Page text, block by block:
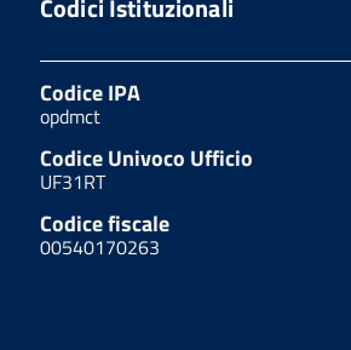
Codici Istituzionali
Codice IPA
opdmct
Codice Univoco Ufficio
UF31RT
Codice fiscale
00540170263